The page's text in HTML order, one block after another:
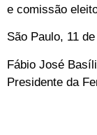
e comissão
São Paulo, 11
Fábio José
Presidente da